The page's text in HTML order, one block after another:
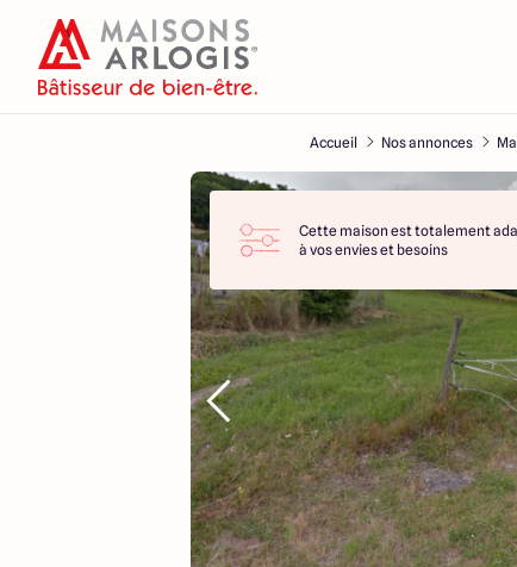
Accueil Nos annonces
Cette maison est totalement
à vos envies et besoins